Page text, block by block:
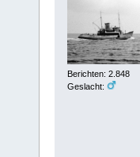
Berichten: 2.848
Geslacht: